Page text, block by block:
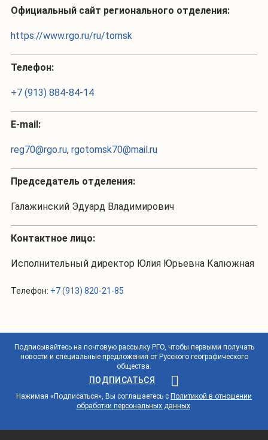
Официальный сайт регионального отделения:
https://www.rgo.ru/ru/tomsk
Телефон:
+7 (913) 884-84-14
Е-mail:
reg70@rgo.ru, rgotomsk70@mail.ru
Председатель отделения:
Галажинский Эдуард Владимирович
Контактное лицо:
Исполнительный директор Юлия Юрьевна Калюжная
Телефон: +7 (913) 820-21-85
Подписывайтесь на почтовую рассылку РГО, чтобы первыми получать
новости и специальные предложения от Русского географического
общества.
ПОДПИСАТЬСЯ
Нажимая «Подписаться», Вы соглашаетесь с Политикой в отношении
обработки персональных данных.